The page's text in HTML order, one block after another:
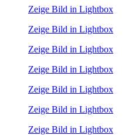
Zeige Bild in Lightbox
Zeige Bild in Lightbox
Zeige Bild in Lightbox
Zeige Bild in Lightbox
Zeige Bild in Lightbox
Zeige Bild in Lightbox
Zeige Bild in Lightbox